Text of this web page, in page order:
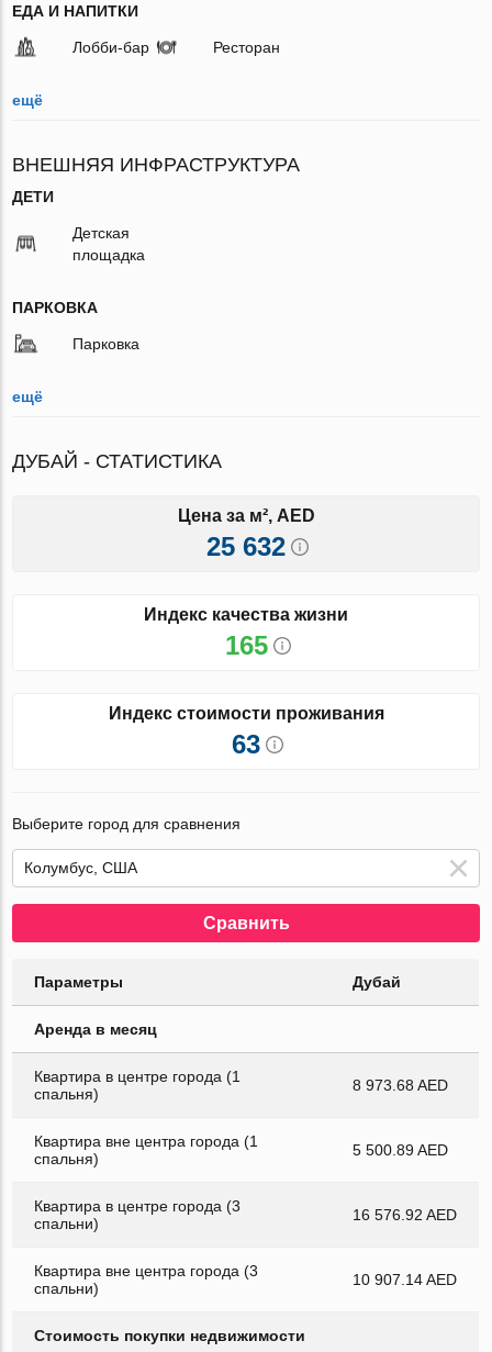
ЕДА И НАПИТКИ
Лобби-бар Ресторан
ещё
ВНЕШНЯЯ ИНФРАСТРУКТУРА
ДЕТИ
Детская
площадка
ПАРКОВКА
Парковка
ещё
ДУБАЙ - СТАТИСТИКА
Цена за м², AED
25 632
Индекс качества жизни
165
Индекс стоимости проживания
63
Выберите город для сравнения
Сравнить
Параметры Дубай
Аренда в месяц
Квартира в центре города (1
спальня)
8 973.68 AED
Квартира вне центра города (1
спальня)
5 500.89 AED
Квартира в центре города (3
спальни)
16 576.92 AED
Квартира вне центра города (3
спальни)
10 907.14 AED
Стоимость покупки недвижимости